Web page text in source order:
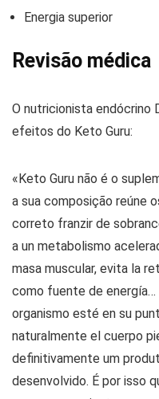
Energia superior
Revisão médica
O nutricionista endócrino
efeitos do Keto Guru:
«Keto Guru não é o
a sua composição reúne
correto franzir de
a un metabolismo
masa muscular, evita la
como fuente de energía…
organismo esté en su
naturalmente el cuerpo
definitivamente um
desenvolvido. É por isso